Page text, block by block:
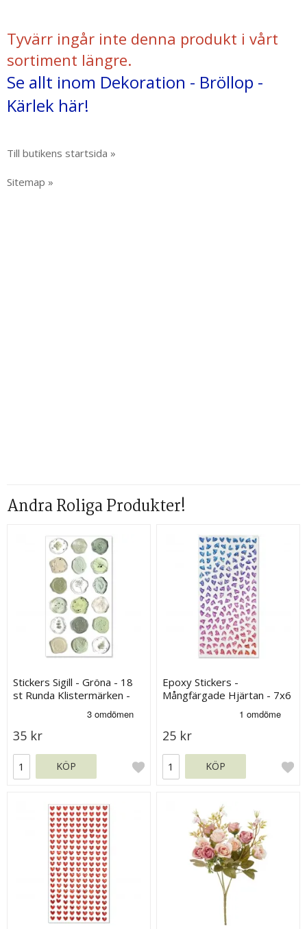
Tyvärr ingår inte denna produkt i vårt
sortiment längre.
Se allt inom Dekoration - Bröllop -
Kärlek här!
Till butikens startsida »
Sitemap »
Andra Roliga Produkter!
Stickers Sigill - Gröna - 18
st Runda Klistermärken -
35 kr
KÖP
Epoxy Stickers -
Mångfärgade Hjärtan - 7x6
25 kr
KÖP